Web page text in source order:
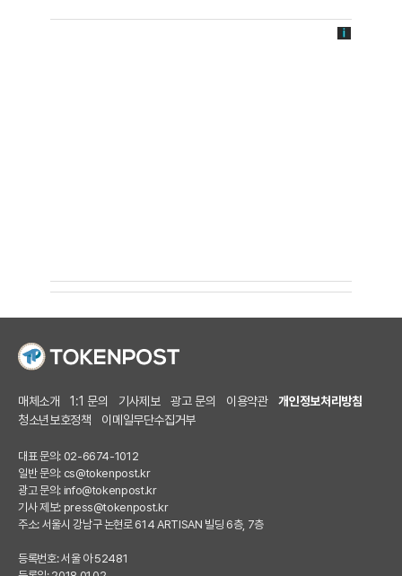
매체소개 1:1 문의 기사제보 광고 문의 이용약관
개인정보처리방침
청소년보호정책
이메일무단수집거부
대표 문의: 02-6674-1012
일반 문의: cs@tokenpost.kr
광고 문의: info@tokenpost.kr
기사 제보: press@tokenpost.kr
주소: 서울시 강남구 논현로 614 ARTISAN 빌딩 6층, 7층
등록번호: 서울 아 52481